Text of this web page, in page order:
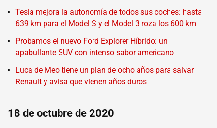
Tesla mejora la autonomía de todos sus coches: hasta
639 km para el Model S y el Model 3 roza los 600 km
Probamos el nuevo Ford Explorer Híbrido: un
apabullante SUV con intenso sabor americano
Luca de Meo tiene un plan de ocho años para salvar
Renault y avisa que vienen años duros
18 de octubre de 2020